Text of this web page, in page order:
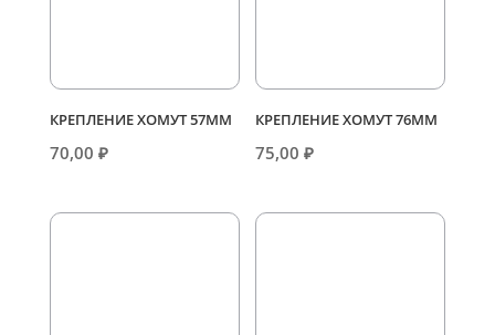
КРЕПЛЕНИЕ ХОМУТ 57ММ
70,00 ₽
КРЕПЛЕНИЕ ХОМУТ 76ММ
75,00₽